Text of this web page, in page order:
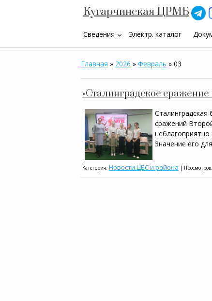
Кугарчинская ЦРМБ
Сведения keyboard_arrow_down Электр. каталог
Главная » 2026 » Февраль » 03
«Сталинградское
сражений
Значение его
Категория: Новости ЦБС и района |